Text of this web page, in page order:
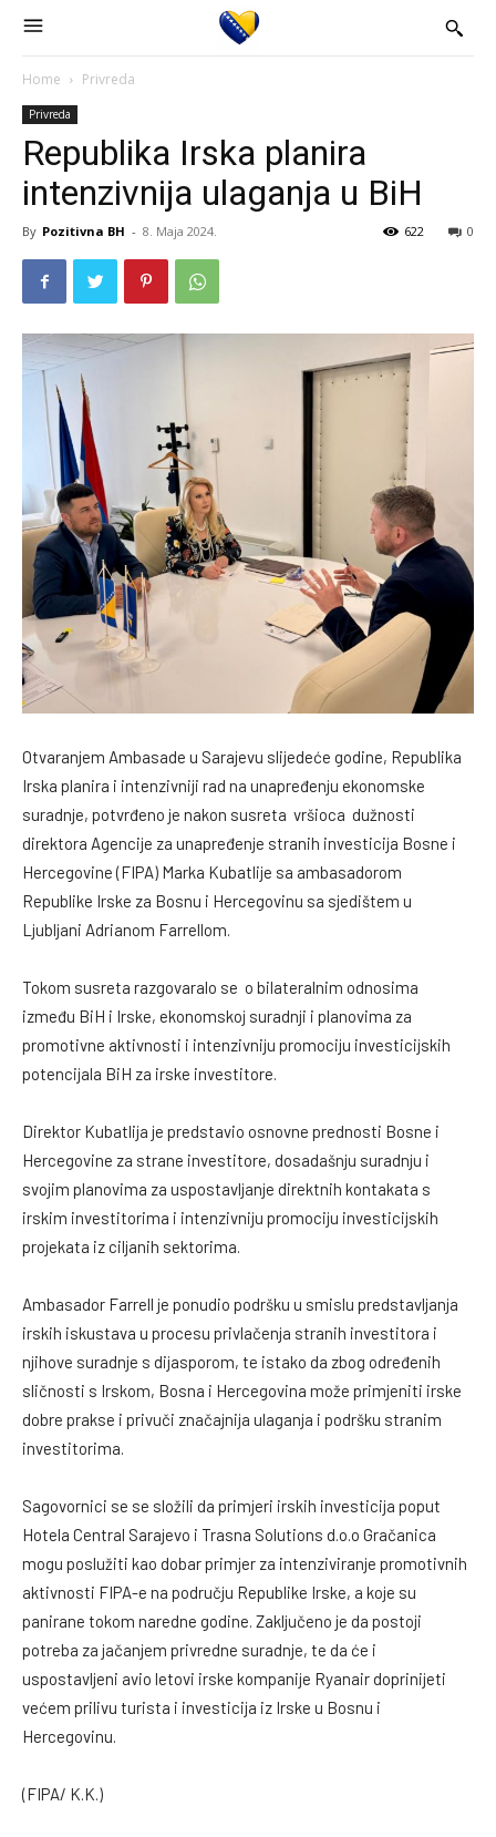
Home Privreda
Privreda
Republika Irska planira
intenzivnija ulaganja u BiH
By Pozitivna BH - 8. Maja 2024. 0
622
Otvaranjem Ambasade u Sarajevu slijedeće godine, Republika
Irska planira i intenzivniji rad na unapređenju ekonomske
suradnje, potvrđeno je nakon susreta vršioca dužnosti
direktora Agencije za unapređenje stranih investicija Bosne i
Hercegovine (FIPA) Marka Kubatlije sa ambasadorom
Republike Irske za Bosnu i Hercegovinu sa sjedištem u
Ljubljani Adrianom Farrellom.
Tokom susreta razgovaralo se o bilateralnim odnosima
između BiH i Irske, ekonomskoj suradnji i planovima za
promotivne aktivnosti i intenzivniju promociju investicijskih
potencijala BiH za irske investitore.
Direktor Kubatlija je predstavio osnovne prednosti Bosne i
Hercegovine za strane investitore, dosadašnju suradnju i
svojim planovima za uspostavljanje direktnih kontakata s
irskim investitorima i intenzivniju promociju investicijskih
projekata iz ciljanih sektorima.
Ambasador Farrell je ponudio podršku u smislu predstavljanja
irskih iskustava u procesu privlačenja stranih investitora i
njihove suradnje s dijasporom, te istako da zbog određenih
sličnosti s Irskom, Bosna i Hercegovina može primjeniti irske
dobre prakse i privuči značajnija ulaganja i podršku stranim
investitorima.
Sagovornici se se složili da primjeri irskih investicija poput
Hotela Central Sarajevo i Trasna Solutions d.o.o Gračanica
mogu poslužiti kao dobar primjer za intenziviranje promotivnih
aktivnosti FIPA-e na području Republike Irske, a koje su
panirane tokom naredne godine. Zaključeno je da postoji
potreba za jačanjem privredne suradnje, te da će i
uspostavljeni avio letovi irske kompanije Ryanair doprinijeti
većem prilivu turista i investicija iz Irske u Bosnu i
Hercegovinu.
(FIPA/ K.K.)